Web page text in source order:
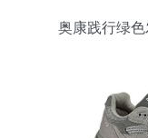
奥康践行绿